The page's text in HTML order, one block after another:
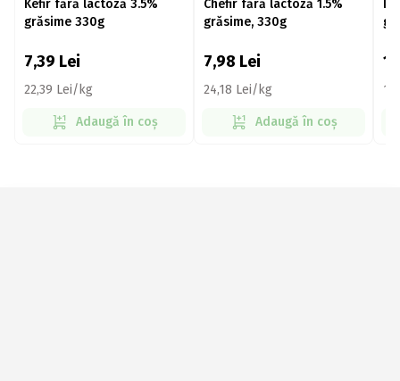
Kefir fără lactoză 3.5%
grăsime 330g
7,39 Lei
22,39 Lei/kg
Adaugă în coș
Chefir fără lactoză 1.5%
grăsime, 330g
7,98 Lei
24,18 Lei/kg
Adaugă în coș